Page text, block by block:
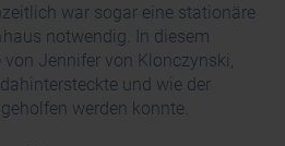
war sogar eine stationäre
notwendig. In diesem
Jennifer von Klonczynski,
und wie der
werden konnte.